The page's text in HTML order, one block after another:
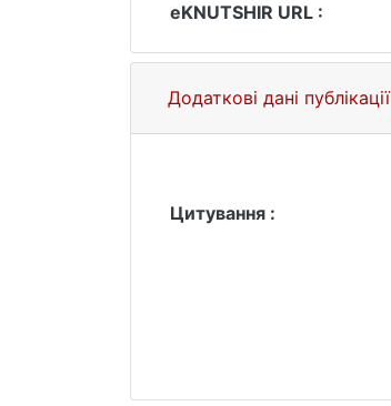
eKNUTSHIR URL :
Додаткові дані публікації
Цитування :